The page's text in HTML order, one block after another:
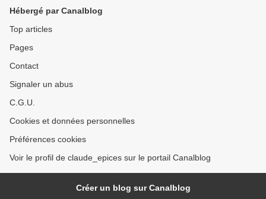
Hébergé par Canalblog
Top articles
Pages
Contact
Signaler un abus
C.G.U.
Cookies et données personnelles
Préférences cookies
Voir le profil de claude_epices sur le portail Canalblog
Créer un blog sur Canalblog